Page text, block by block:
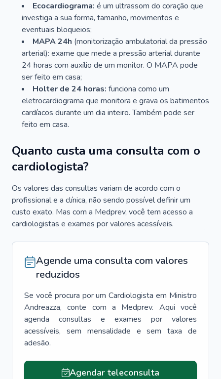
Ecocardiograma: é um ultrassom do coração que
investiga a sua forma, tamanho, movimentos e
eventuais bloqueios;
MAPA 24h (monitorização ambulatorial da pressão
arterial): exame que mede a pressão arterial durante
24 horas com auxílio de um monitor. O MAPA pode
ser feito em casa;
Holter de 24 horas: funciona como um
eletrocardiograma que monitora e grava os batimentos
cardíacos durante um dia inteiro. Também pode ser
feito em casa.
Quanto custa uma consulta com o
cardiologista?
Os valores das consultas variam de acordo com o
profissional e a clínica, não sendo possível definir um
custo exato. Mas com a Medprev, você tem acesso a
cardiologistas e exames por valores acessíveis.
Agende uma consulta com valores
reduzidos
Se você procura por um Cardiologista em Ministro
Andreazza, conte com a Medprev. Aqui você
agenda consultas e exames por valores
acessíveis, sem mensalidade e sem taxa de
adesão.
Agendar teleconsulta